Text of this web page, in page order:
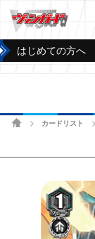
はじめての方へ
ホームカードリスト